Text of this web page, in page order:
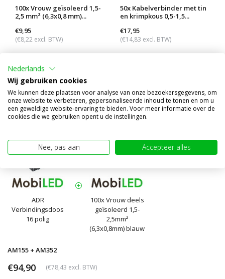
100x Vrouw geïsoleerd 1,5-
2,5 mm² (6,3x0,8 mm)...
€9,95
(€8,22 excl. BTW)
50x Kabelverbinder met tin
en krimpkous 0,5-1,5...
€17,95
(€14,83 excl. BTW)
ADR
Verbindingsdoos
16 polig
100x Vrouw deels
geïsoleerd 1,5-
2,5mm²
(6,3x0,8mm) blauw
AM155 + AM352
€94,90 (€78,43 excl. BTW)
Nederlands
Wij gebruiken cookies
We kunnen deze plaatsen voor analyse van onze bezoekersgegevens, om
onze website te verbeteren, gepersonaliseerde inhoud te tonen en om u
een geweldige website-ervaring te bieden. Voor meer informatie over de
cookies die we gebruiken opent u de instellingen.
Nee, pas aan Accepteer alles